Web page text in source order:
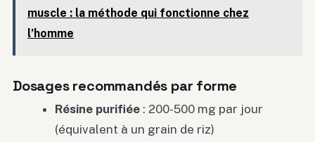
muscle : la méthode qui fonctionne chez
l’homme
Dosages recommandés par forme
Résine purifiée : 200-500 mg par jour
(équivalent à un grain de riz)